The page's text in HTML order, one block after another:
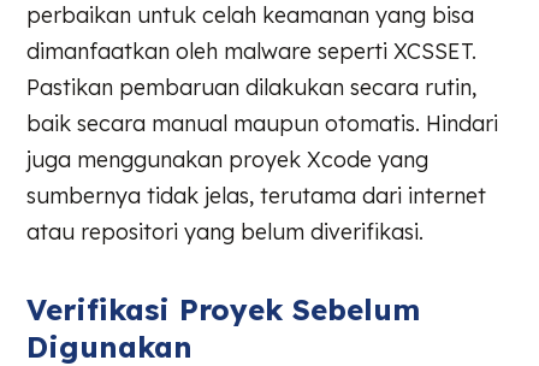
perbaikan untuk celah keamanan yang bisa
dimanfaatkan oleh malware seperti XCSSET.
Pastikan pembaruan dilakukan secara rutin,
baik secara manual maupun otomatis. Hindari
juga menggunakan proyek Xcode yang
sumbernya tidak jelas, terutama dari internet
atau repositori yang belum diverifikasi.
Verifikasi Proyek Sebelum
Digunakan